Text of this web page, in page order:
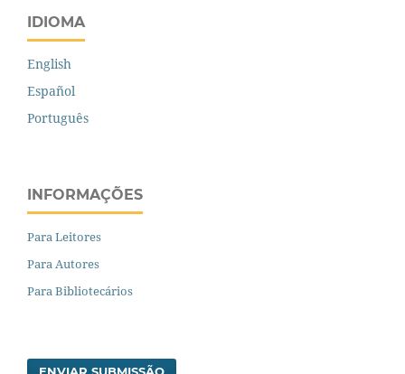
IDIOMA
English
Español
Português
INFORMAÇÕES
Para Leitores
Para Autores
Para Bibliotecários